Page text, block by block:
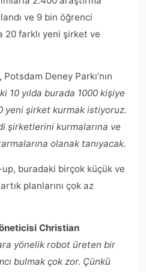
ve 9 bin öğrenci
20 farklı yeni şirket ve
Deney Parkı’nın
10 yılda burada 1000 kişiye
yeni şirket kurmak istiyoruz.
şirketlerini kurmalarına ve
olanak tanıyacak.
buradaki birçok küçük ve
planlarını çok az
Christian
yönelik robot üreten bir
bulmak çok zor. Çünkü